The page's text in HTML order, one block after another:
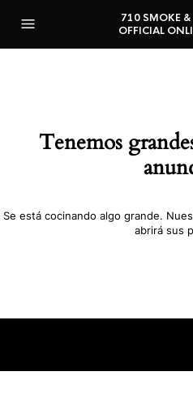
710 SMOKE
OFFICIAL
Tenemos
Se está cocinando algo grande.
abrirá sus